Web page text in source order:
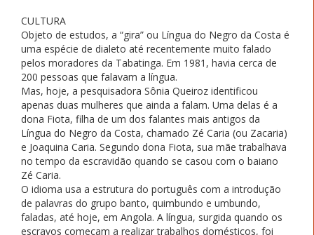
CULTURA
Objeto de estudos, a “gira” ou Língua do Negro da Costa é
uma espécie de dialeto até recentemente muito falado
pelos moradores da Tabatinga. Em 1981, havia cerca de
200 pessoas que falavam a língua.
Mas, hoje, a pesquisadora Sônia Queiroz identificou
apenas duas mulheres que ainda a falam. Uma delas é a
dona Fiota, filha de um dos falantes mais antigos da
Língua do Negro da Costa, chamado Zé Caria (ou Zacaria)
e Joaquina Caria. Segundo dona Fiota, sua mãe trabalhava
no tempo da escravidão quando se casou com o baiano
Zé Caria.
O idioma usa a estrutura do português com a introdução
de palavras do grupo banto, quimbundo e umbundo,
faladas, até hoje, em Angola. A língua, surgida quando os
escravos começam a realizar trabalhos domésticos, foi